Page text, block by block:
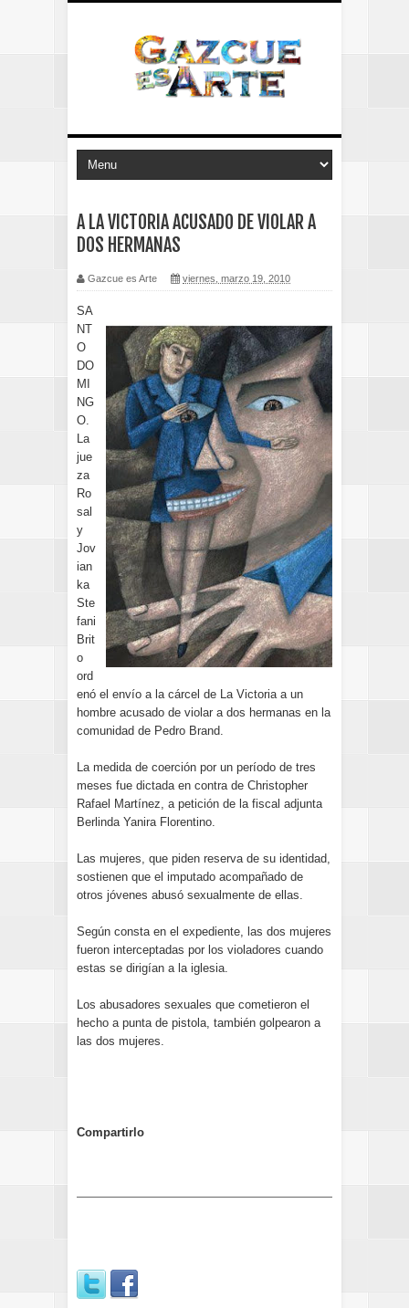
A LA VICTORIA ACUSADO DE VIOLAR A
DOS HERMANAS
Gazcue es Arte viernes, marzo 19, 2010
SA
NT
O
DO
MI
NG
O.
La
jue
za
Ro
sal
y
Jov
ian
ka
Ste
fani
Brit
o
ord
enó el envío a la cárcel de La Victoria a un
hombre acusado de violar a dos hermanas en la
comunidad de Pedro Brand.
La medida de coerción por un período de tres
meses fue dictada en contra de Christopher
Rafael Martínez, a petición de la fiscal adjunta
Berlinda Yanira Florentino.
Las mujeres, que piden reserva de su identidad,
sostienen que el imputado acompañado de
otros jóvenes abusó sexualmente de ellas.
Según consta en el expediente, las dos mujeres
fueron interceptadas por los violadores cuando
estas se dirigían a la iglesia.
Los abusadores sexuales que cometieron el
hecho a punta de pistola, también golpearon a
las dos mujeres.
Compartirlo